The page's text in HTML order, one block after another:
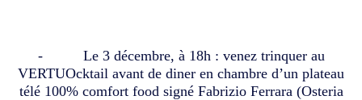
- Le 3 décembre, à 18h : venez trinquer au
VERTUOcktail avant de diner en chambre d’un plateau
télé 100% comfort food signé Fabrizio Ferrara (Osteria